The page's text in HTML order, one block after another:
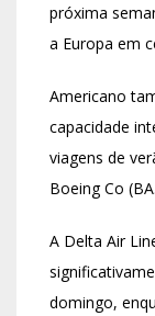
próxima
a Europa em
Americano
capacidade
viagens de
Boeing Co
A Delta Air
domingo,